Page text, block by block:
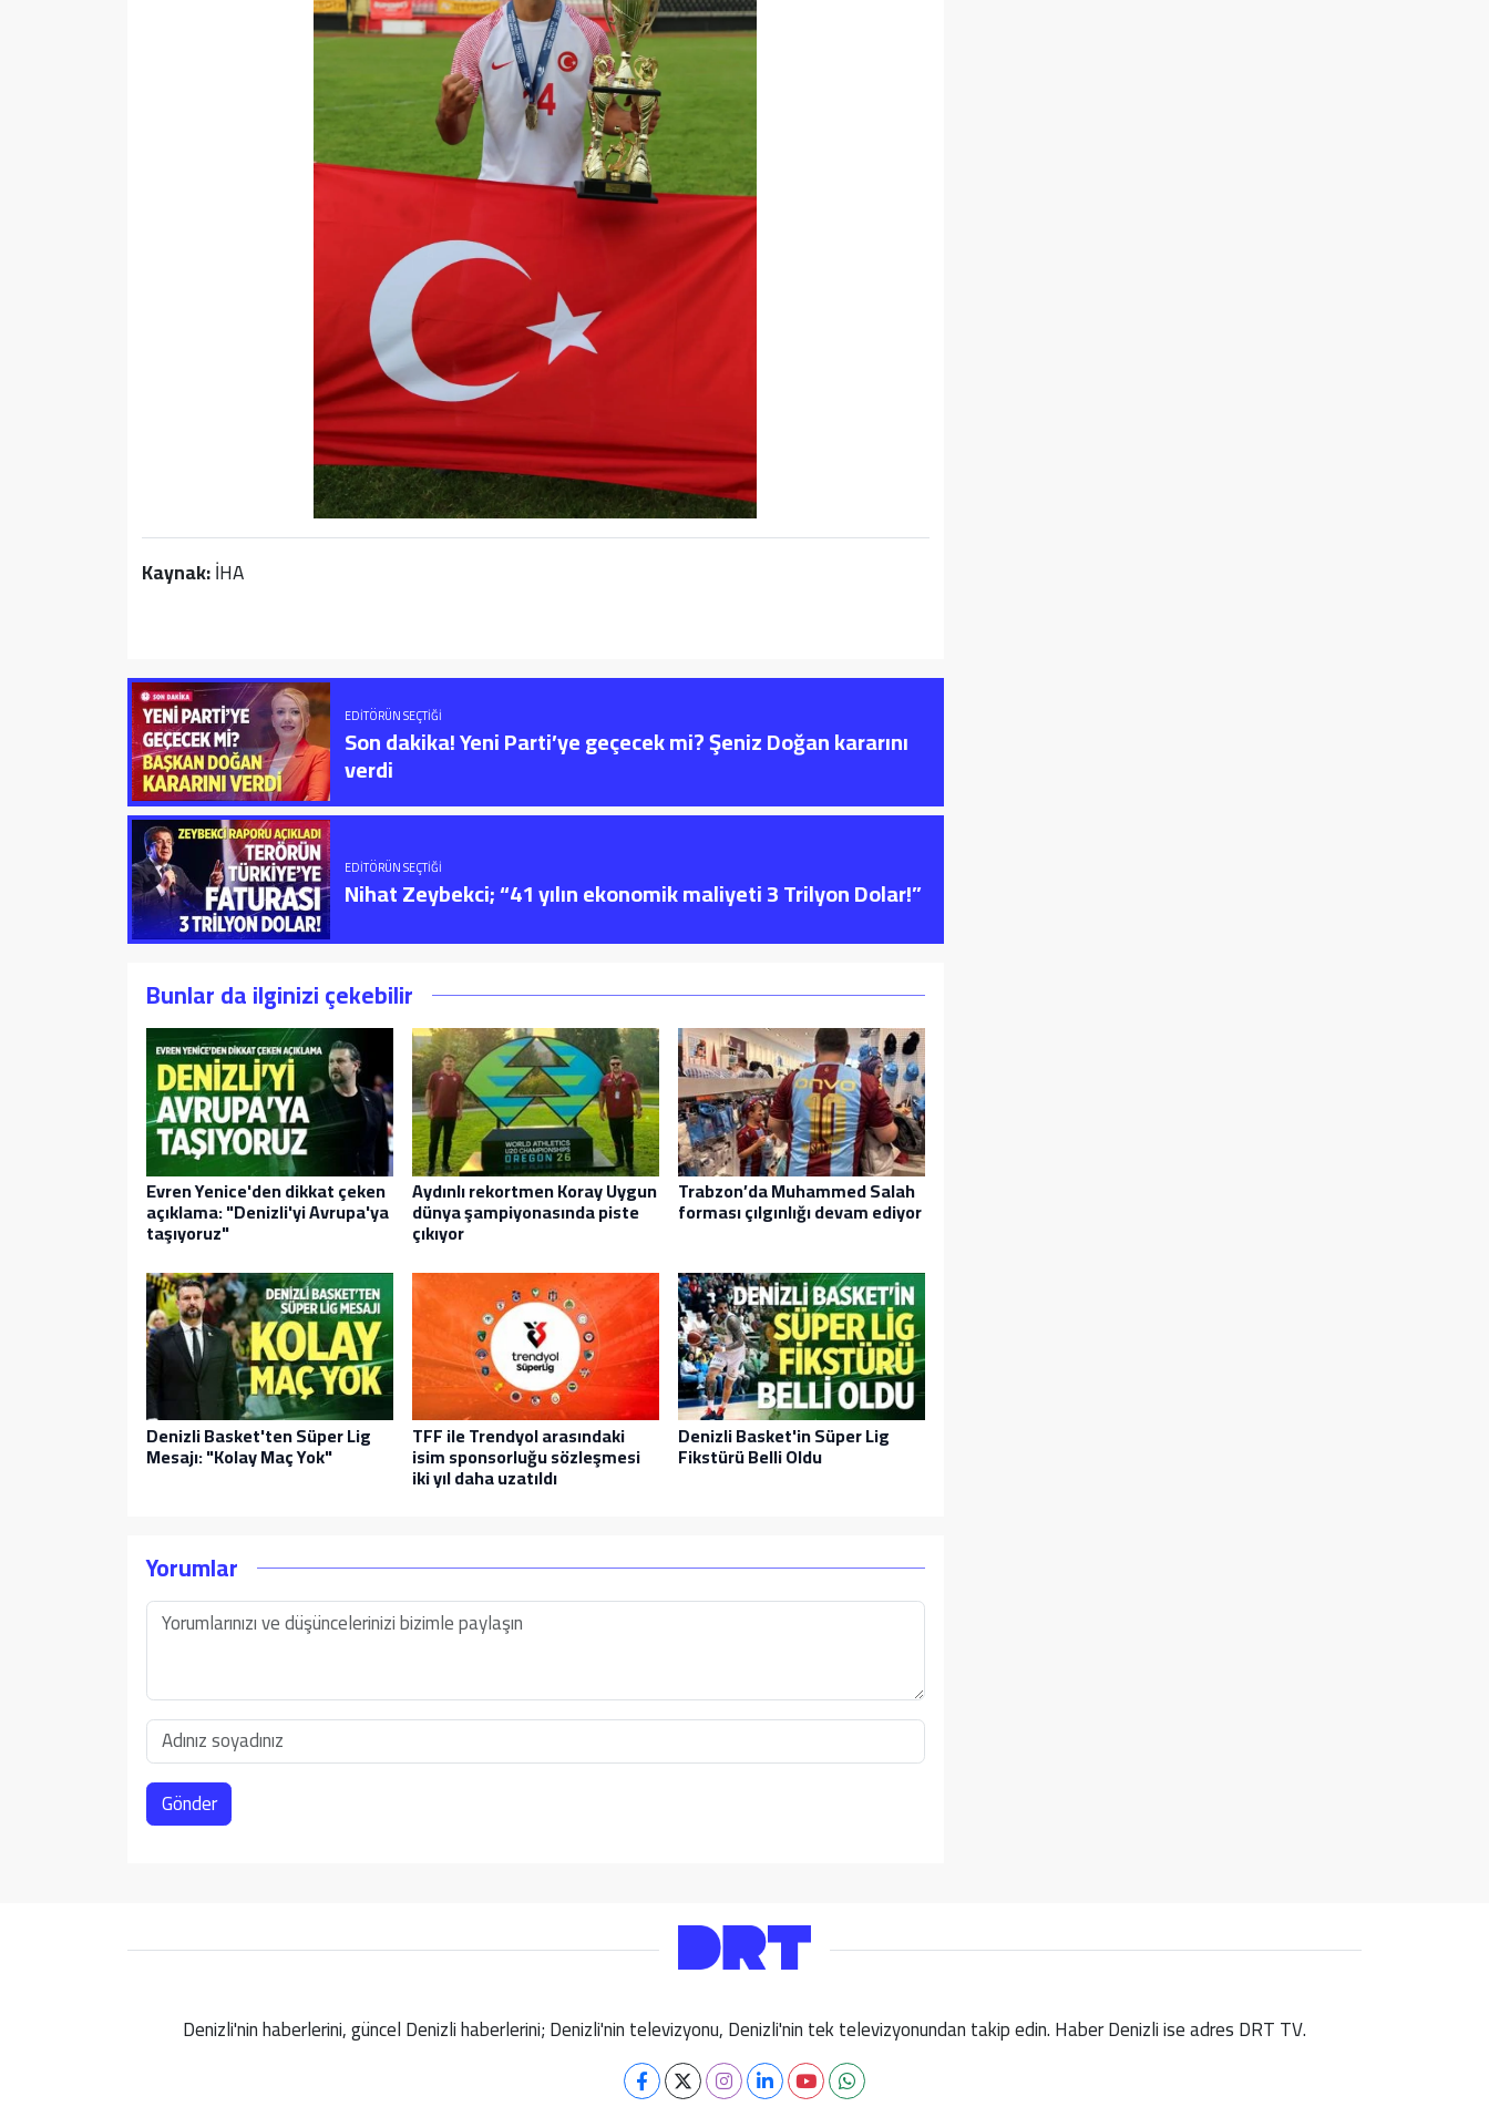
Kaynak:İHA
EDITÖRÜN SEÇTIĞI
Son dakika! Yeni Parti’ye geçecek mi? Şeniz Doğan kararını
verdi
EDITÖRÜN SEÇTIĞI
Nihat Zeybekci; “41 yılın ekonomik maliyeti 3 Trilyon Dolar!”
Bunlar da ilginizi çekebilir
Evren Yenice'den dikkat çeken
açıklama: "Denizli'yi Avrupa'ya
taşıyoruz"
Aydınlı rekortmen Koray Uygun
dünya şampiyonasında piste
çıkıyor
Trabzon’da Muhammed Salah
forması çılgınlığı devam ediyor
Denizli Basket'ten Süper Lig
Mesajı: "Kolay Maç Yok"
TFF ile Trendyol arasındaki
isim sponsorluğu sözleşmesi
iki yıl daha uzatıldı
Denizli Basket'in Süper Lig
Fikstürü Belli Oldu
Yorumlar
Gönder
Denizli'nin haberlerini, güncel Denizli haberlerini; Denizli'nin televizyonu, Denizli'nin tek televizyonundan takip edin. Haber Denizli ise adres DRT TV.